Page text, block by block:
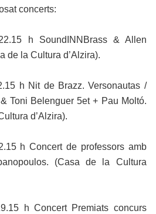
concerts:
h SoundINNBrass & Allen
de la Cultura d’Alzira).
h Nit de Brazz. Versonautas /
Toni Belenguer 5et + Pau Moltó.
d’Alzira).
h Concert de professors amb
(Casa de la Cultura
h Concert Premiats concurs